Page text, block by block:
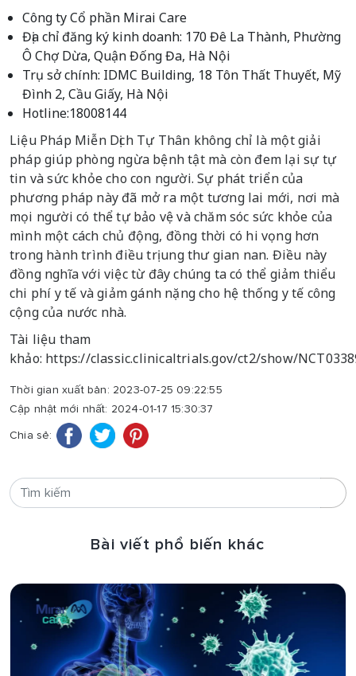
Công ty Cổ phần Mirai Care
Địa chỉ đăng ký kinh doanh: 170 Đê La Thành, Phường
Ô Chợ Dừa, Quận Đống Đa, Hà Nội
Trụ sở chính: IDMC Building, 18 Tôn Thất Thuyết, Mỹ
Đình 2, Cầu Giấy, Hà Nội
Hotline:18008144
Liệu Pháp Miễn Dịch Tự Thân không chỉ là một giải
pháp giúp phòng ngừa bệnh tật mà còn đem lại sự tự
tin và sức khỏe cho con người. Sự phát triển của
phương pháp này đã mở ra một tương lai mới, nơi mà
mọi người có thể tự bảo vệ và chăm sóc sức khỏe của
mình một cách chủ động, đồng thời có hi vọng hơn
trong hành trình điều trị ung thư gian nan. Điều này
đồng nghĩa với việc từ đây chúng ta có thể giảm thiểu
chi phí y tế và giảm gánh nặng cho hệ thống y tế công
cộng của nước nhà.
Tài liệu tham
khảo: https://classic.clinicaltrials.gov/ct2/show/
Thời gian xuất bản: 2023-07-25 09:22:55
Cập nhật mới nhất: 2024-01-17 15:30:37
Chia sẻ:
Bài viết phổ biến khác